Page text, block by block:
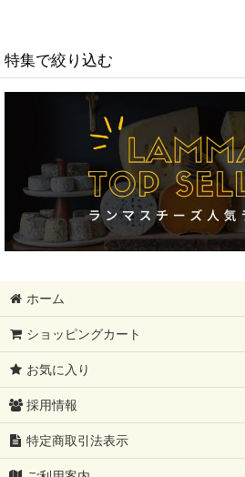
並び順:
特集で絞り込む
フィンランド大SALE!!!!
モンドール
12月31日まで
レストラン卸分SALE
父の日ギフト
コンテ祭り【10%OFF】
ブリートリュフ
ホーム
ショッピングカート
お気に入り
採用情報
特定商取引法表示